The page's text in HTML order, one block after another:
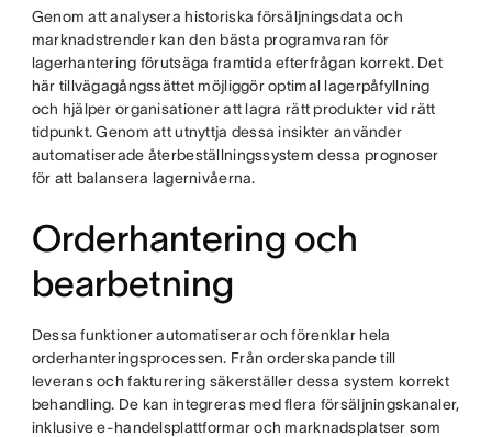
Genom att analysera historiska försäljningsdata och
marknadstrender kan den bästa programvaran för
lagerhantering förutsäga framtida efterfrågan korrekt. Det
här tillvägagångssättet möjliggör optimal lagerpåfyllning
och hjälper organisationer att lagra rätt produkter vid rätt
tidpunkt. Genom att utnyttja dessa insikter använder
automatiserade återbeställningssystem dessa prognoser
för att balansera lagernivåerna.
Orderhantering och
bearbetning
Dessa funktioner automatiserar och förenklar hela
orderhanteringsprocessen. Från orderskapande till
leverans och fakturering säkerställer dessa system korrekt
behandling. De kan integreras med flera försäljningskanaler,
inklusive e-handelsplattformar och marknadsplatser som